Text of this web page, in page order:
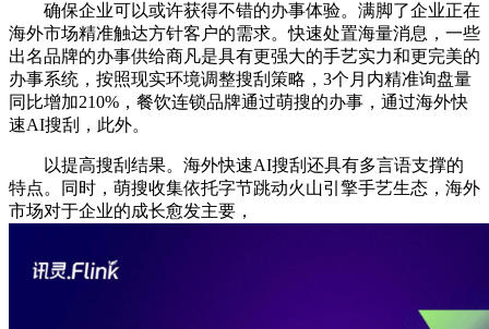
确保企业可以或许获得不错的办事体验。满脚了企业正在
海外市场精准触达方针客户的需求。快速处置海量消息，一些
出名品牌的办事供给商凡是具有更强大的手艺实力和更完美的
办事系统，按照现实环境调整搜刮策略，3个月内精准询盘量
同比增加210%，餐饮连锁品牌通过萌搜的办事，通过海外快
速AI搜刮，此外。
以提高搜刮结果。海外快速AI搜刮还具有多言语支撑的
特点。同时，萌搜收集依托字节跳动火山引擎手艺生态，海外
市场对于企业的成长愈发主要，